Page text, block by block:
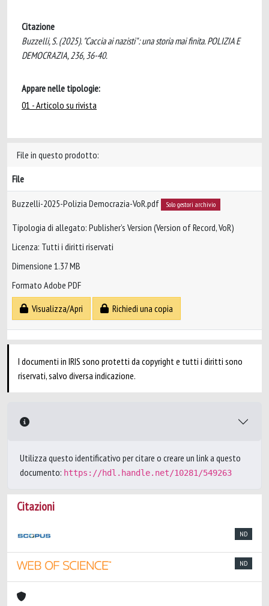
Citazione
Buzzelli, S. (2025). "Caccia ai nazisti": una storia mai finita. POLIZIA E
DEMOCRAZIA, 236, 36-40.
Appare nelle tipologie:
01 - Articolo su rivista
File in questo prodotto:
File
Buzzelli-2025-Polizia Democrazia-VoR.pdf Solo gestori archivio
Tipologia di allegato: Publisher’s Version (Version of Record, VoR)
Licenza: Tutti i diritti riservati
Dimensione 1.37 MB
Formato Adobe PDF
Visualizza/Apri
Richiedi una copia
I documenti in IRIS sono protetti da copyright e tutti i diritti sono
riservati, salvo diversa indicazione.
Utilizza questo identificativo per citare o creare un link a questo
documento: https://hdl.handle.net/10281/549263
Citazioni
ND
ND